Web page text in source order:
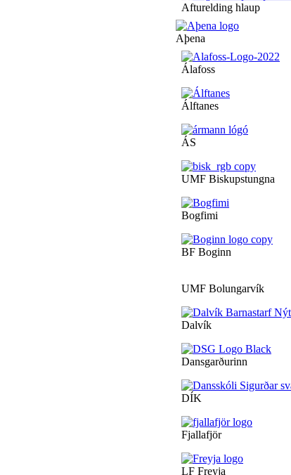
Afturelding hlaup
Aþena
Álafoss
Álftanes
ÁS
UMF Biskupstungna
Bogfimi
BF Boginn
UMF Bolungarvík
Dalvík
Dansgarðurinn
DÍK
Fjallafjör
LF Freyja